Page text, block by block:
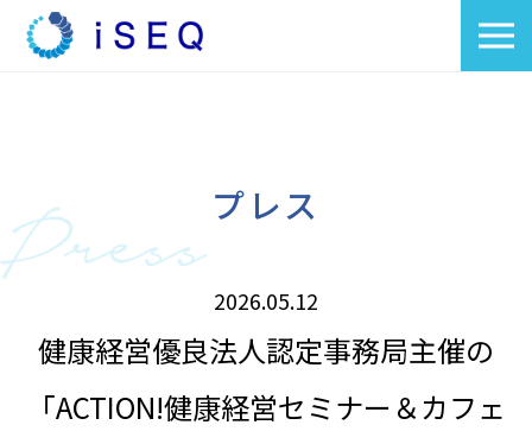
プレス
2026.05.12
健康経営優良法人認定事務局主催の
「ACTION!健康経営セミナー＆カフェ